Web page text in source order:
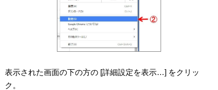
表示された画面の下の方の [詳細設定を表示…] をクリッ
ク。